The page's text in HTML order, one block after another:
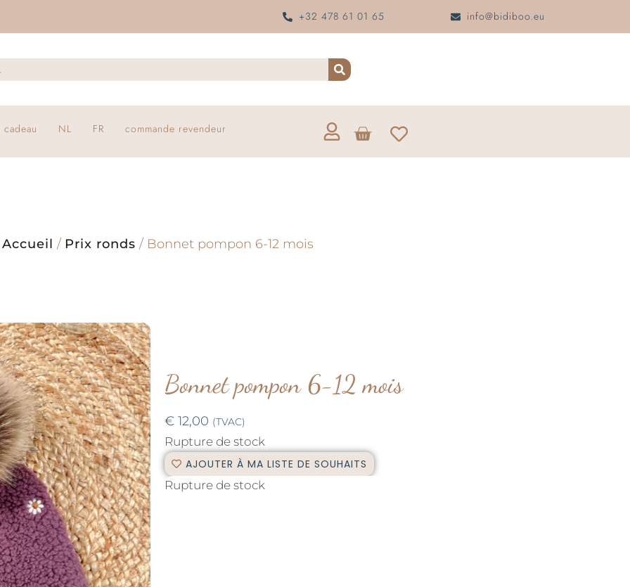
+32 478 61 01 65 info@bidiboo.eu
cadeau NL FR commande revendeur
Accueil / Prix ronds / Bonnet pompon 6-12 mois
Bonnet pompon 6-12 mois
€ 12,00 (TVAC)
Rupture de stock
AJOUTER À MA LISTE DE SOUHAITS
Rupture de stock